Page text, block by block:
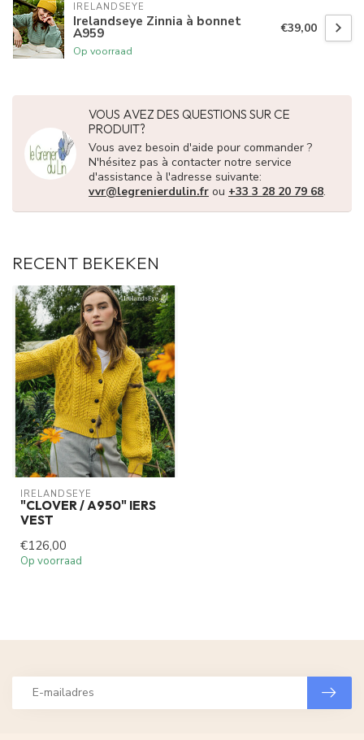
IRELANDSEYE
Irelandseye Zinnia à bonnet
A959
Op voorraad
€39,00
VOUS AVEZ DES QUESTIONS SUR CE
PRODUIT?
Vous avez besoin d'aide pour commander ?
N'hésitez pas à contacter notre service
d'assistance à l'adresse suivante:
vvr@legrenierdulin.fr ou +33 3 28 20 79 68.
RECENT BEKEKEN
IRELANDSEYE
"CLOVER / A950" IERS
VEST
€126,00
Op voorraad